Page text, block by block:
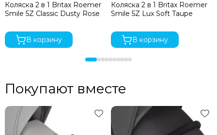
Коляска 2 в 1 Britax Roemer
Smile 5Z Classic Dusty Rose
В корзину
Коляска 2 в 1 Britax Roemer
Smile 5Z Lux Soft Taupe
В корзину
Покупают вместе